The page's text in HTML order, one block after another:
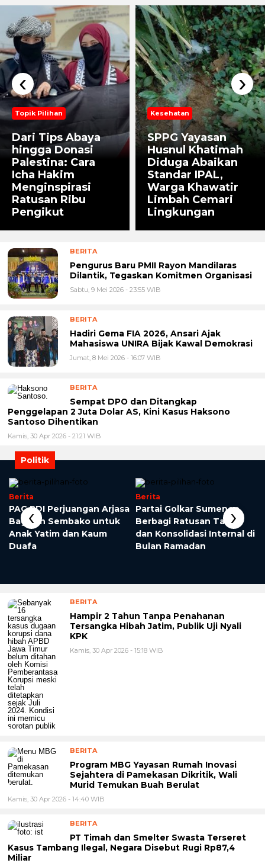
Topik Pilihan
Dari Tips Abaya
hingga Donasi
Palestina: Cara
Icha Hakim
Menginspirasi
Ratusan Ribu
Pengikut
Kesehatan
SPPG Yayasan
Husnul Khatimah
Diduga Abaikan
Standar IPAL,
Warga Khawatir
Limbah Cemari
Lingkungan
‹ ›
BERITA
Pengurus Baru PMII Rayon Mandilaras
Dilantik, Tegaskan Komitmen Organisasi
Sabtu, 9 Mei 2026 - 23:55 WIB
BERITA
Hadiri Gema FIA 2026, Ansari Ajak
Mahasiswa UNIRA Bijak Kawal Demokrasi
Jumat, 8 Mei 2026 - 16:07 WIB
BERITA
Sempat DPO dan Ditangkap
Penggelapan 2 Juta Dolar AS, Kini Kasus Haksono
Santoso Dihentikan
Kamis, 30 Apr 2026 - 21:21 WIB
Politik
Berita
PAC PDI Perjuangan Arjasa
Bagikan Sembako untuk
Anak Yatim dan Kaum
Duafa
Berita
Partai Golkar Sumenep
Berbagi Ratusan Takjil
dan Konsolidasi Internal di
Bulan Ramadan
‹ ›
BERITA
Hampir 2 Tahun Tanpa Penahanan
Tersangka Hibah Jatim, Publik Uji Nyali
KPK
Kamis, 30 Apr 2026 - 15:18 WIB
BERITA
Program MBG Yayasan Rumah Inovasi
Sejahtera di Pamekasan Dikritik, Wali
Murid Temukan Buah Berulat
Kamis, 30 Apr 2026 - 14:40 WIB
BERITA
PT Timah dan Smelter Swasta Terseret
Kasus Tambang Ilegal, Negara Disebut Rugi Rp87,4
Miliar